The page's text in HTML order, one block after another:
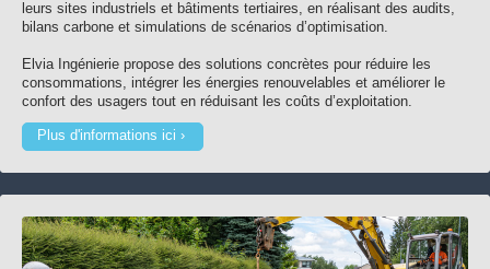
leurs sites industriels et bâtiments tertiaires, en réalisant des audits,
bilans carbone et simulations de scénarios d’optimisation.
Elvia Ingénierie propose des solutions concrètes pour réduire les
consommations, intégrer les énergies renouvelables et améliorer le
confort des usagers tout en réduisant les coûts d’exploitation.
Plus d'informations ici